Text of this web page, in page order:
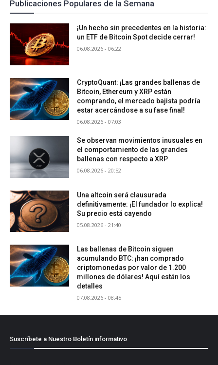
Publicaciones Populares de la Semana
¡Un hecho sin precedentes en la historia:
un ETF de Bitcoin Spot decide cerrar!
06.08.2026 - 06:22
CryptoQuant: ¡Las grandes ballenas de
Bitcoin, Ethereum y XRP están
comprando, el mercado bajista podría
estar acercándose a su fase final!
06.08.2026 - 07:03
Se observan movimientos inusuales en
el comportamiento de las grandes
ballenas con respecto a XRP
06.08.2026 - 20:52
Una altcoin será clausurada
definitivamente: ¡El fundador lo explica!
Su precio está cayendo
05.08.2026 - 21:40
Las ballenas de Bitcoin siguen
acumulando BTC: ¡han comprado
criptomonedas por valor de 1.200
millones de dólares! Aquí están los
detalles
07.08.2026 - 08:45
Suscríbete a Nuestro Boletín informativo